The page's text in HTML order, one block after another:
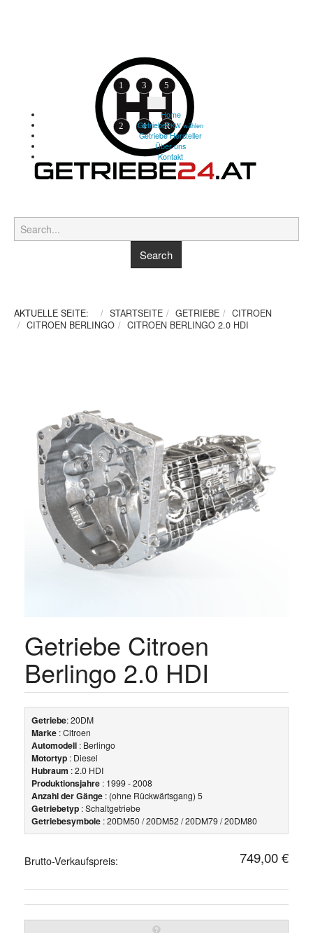
Home
GetriebePKW wählen
Getriebe Hersteller
Über uns
Kontakt
AKTUELLE SEITE: STARTSEITE GETRIEBE
CITROEN
CITROEN BERLINGO
CITROEN BERLINGO 2.0 HDI
Getriebe Citroen
Berlingo 2.0 HDI
Getriebe: 20DM
Marke : Citroen
Automodell : Berlingo
Motortyp : Diesel
Hubraum : 2.0 HDI
Produktionsjahre : 1999 - 2008
Anzahl der Gänge : (ohne Rückwärtsgang) 5
Getriebetyp : Schaltgetriebe
Getriebesymbole : 20DM50 / 20DM52 / 20DM79 / 20DM80
Brutto-Verkaufspreis: 749,00 €